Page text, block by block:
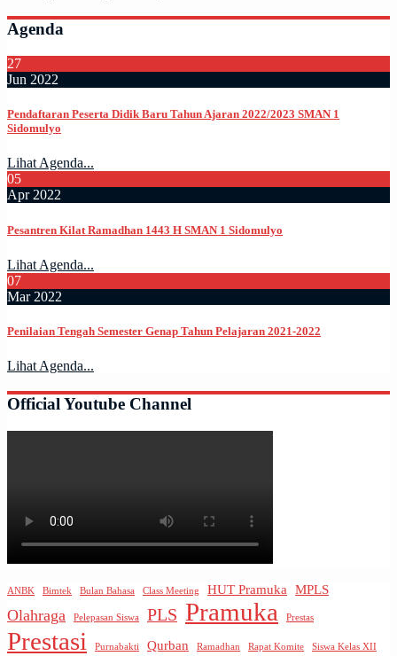
Agenda
27
Jun 2022
Pendaftaran Peserta Didik Baru Tahun Ajaran 2022/2023 SMAN 1
Sidomulyo
Lihat Agenda...
05
Apr 2022
Pesantren Kilat Ramadhan 1443 H SMAN 1 Sidomulyo
Lihat Agenda...
07
Mar 2022
Penilaian Tengah Semester Genap Tahun Pelajaran 2021-2022
Lihat Agenda...
Official Youtube Channel
ANBK Bimtek Bulan Bahasa Class Meeting HUT Pramuka MPLS
Olahraga Pelepasan Siswa PLS Pramuka Prestas
Prestasi Purnabakti Qurban Ramadhan Rapat Komite
Siswa Kelas XII